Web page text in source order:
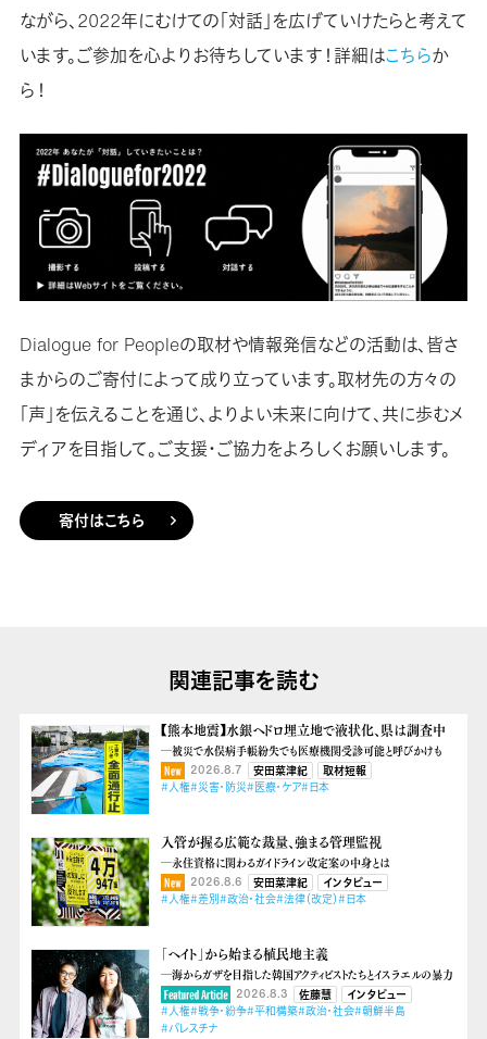
ながら、2022年にむけての「対話」を広げていけたらと考えて
います。ご参加を心よりお待ちしています！詳細はこちらか
ら！
Dialogue for Peopleの取材や情報発信などの活動は、皆さ
まからのご寄付によって成り立っています。取材先の方々の
「声」を伝えることを通じ、よりよい未来に向けて、共に歩むメ
ディアを目指して。ご支援・ご協力をよろしくお願いします。
寄付はこちら
関連記事を読む
【熊本地震】水銀ヘドロ埋立地で液状化、県は調査中
―被災で水俣病手帳紛失でも医療機関受診可能と呼びかけも
2026.8.7 安田菜津紀
取材短報
#人権#災害・防災#医療・ケア#日本
入管が握る広範な裁量、強まる管理監視
―永住資格に関わるガイドライン改定案の中身とは
2026.8.6 安田菜津紀
インタビュー
#人権#差別#政治・社会#法律（改定）#日本
「ヘイト」から始まる植民地主義
―海からガザを目指した韓国アクティビストたちとイスラエルの暴力
2026.8.3 佐藤慧
インタビュー
#人権#戦争・紛争#平和構築#政治・社会#朝鮮半島
#パレスチナ